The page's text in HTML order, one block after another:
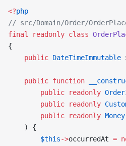
<?php
// src/Domain/Order/
final
readonly class
{
    public
DateTimeImmutable
    public
function
        public
readonly
        public
readonly
        public
readonly Money
    ) {
        $this
->occurredAt =